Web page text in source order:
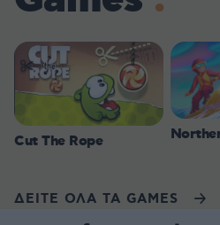
Cut The Rope
ΔΕΙΤΕ ΟΛΑ ΤΑ GAMES